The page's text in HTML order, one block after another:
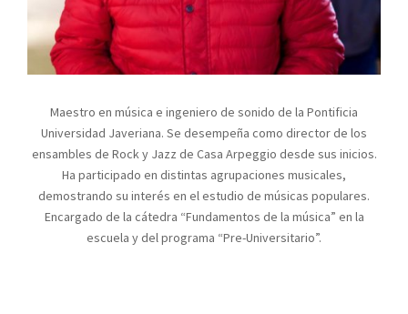
Maestro en música e ingeniero de sonido de la Pontificia
Universidad Javeriana. Se desempeña como director de los
ensambles de Rock y Jazz de Casa Arpeggio desde sus inicios.
Ha participado en distintas agrupaciones musicales,
demostrando su interés en el estudio de músicas populares.
Encargado de la cátedra “Fundamentos de la música” en la
escuela y del programa “Pre-Universitario”.